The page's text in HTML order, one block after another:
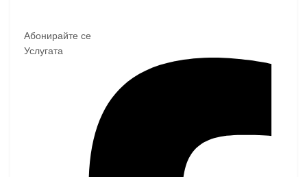
Абонирайте се
Услугата